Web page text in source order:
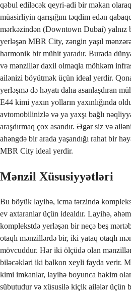
qəbul ediləcək qeyri-adi bir məkan olaraq
müasirliyin qarışığını təqdim edən
mərkəzindən (Downtown Dubai) yalnız
yerləşən MBR City, zəngin yaşıl
harmonik bir mühit yaradır. Burada
və mənzillər daxil olmaqla möhkəm
ailənizi böyütmək üçün ideal yerdir.
yerləşmə də həyatı daha asanlaşdıran
E44 kimi yaxın yolların yaxınlığında
avtomobilinizlə və ya yaxşı bağlı
araşdırmaq çox asandır. Əgər siz və
ahəngdə bir arada yaşandığı rahat bir
MBR City ideal yerdir.
Mənzil Xüsusiyyətləri
Bu böyük layihə, icma tərzində
ev axtaranlar üçün idealdır. Layihə,
komplekstdə yerləşən bir neçə beş
otaqlı mənzillərdə bir, iki yataq otaqlı
mövcuddur. Hər iki ölçüdə olan
biləcəkləri iki balkon xeyli fayda verir.
kimi imkanlar, layihə boyunca hakim
sübutudur və xüsusilə kiçik ailələr üçün